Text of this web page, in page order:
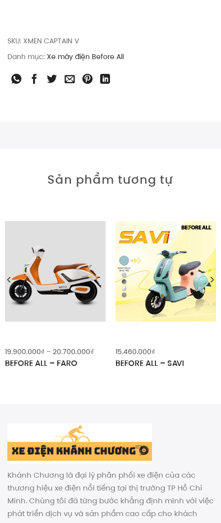
SKU: XMEN CAPTAIN V
Danh mục: Xe máy điện Before All
Sản phẩm tương tự
19.900.000₫ – 20.700.000₫Khoảng
BEFORE ALL – FARO
15.460.000₫
BEFORE ALL – SAVI
Khánh Chương là đại lý phân phối xe điện của các
thương hiệu xe điện nổi tiếng tại thị trường TP Hồ Chí
Minh. Chúng tôi đã từng bước khẳng định mình với việc
phát triển dịch vụ và sản phẩm cao cấp cho khách